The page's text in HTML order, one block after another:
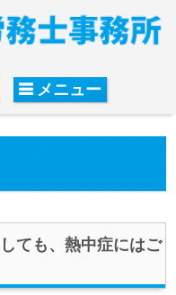
メニュー
ても、熱中症にはご